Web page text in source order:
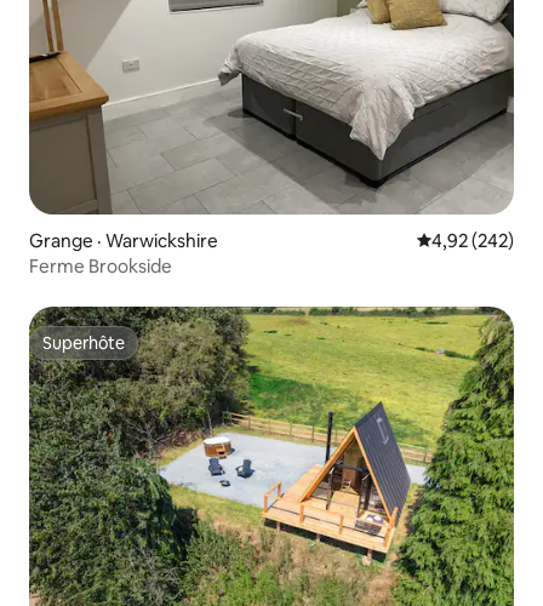
Grange · Warwickshire Note
4,92 (242)
Ferme Brookside
Superhôte
Superhôte